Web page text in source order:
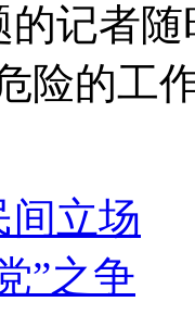
记者
险的工
间立场
”之争